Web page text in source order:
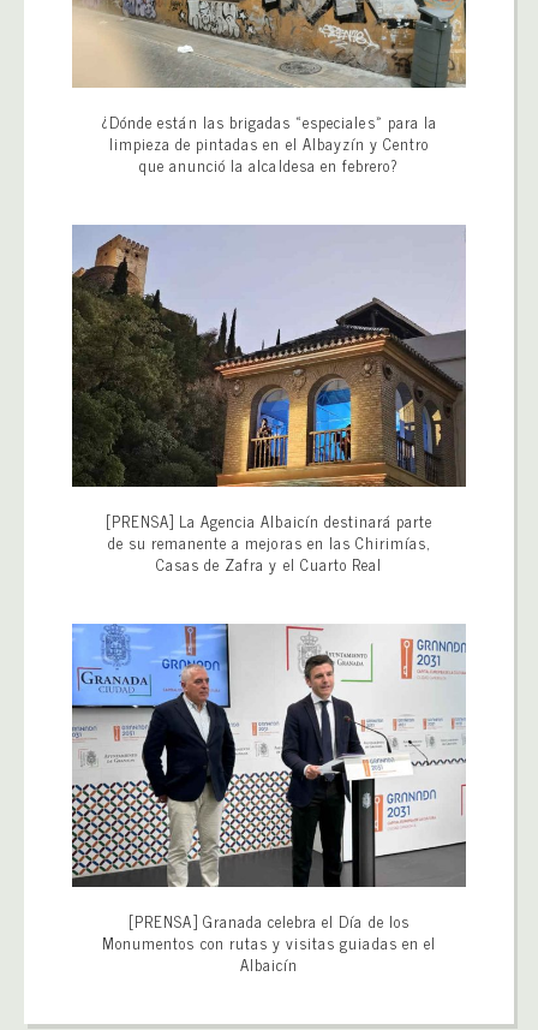
¿Dónde están las brigadas «especiales» para la
limpieza de pintadas en el Albayzín y Centro
que anunció la alcaldesa en febrero?
[PRENSA] La Agencia Albaicín destinará parte
de su remanente a mejoras en las Chirimías,
Casas de Zafra y el Cuarto Real
[PRENSA] Granada celebra el Día de los
Monumentos con rutas y visitas guiadas en el
Albaicín